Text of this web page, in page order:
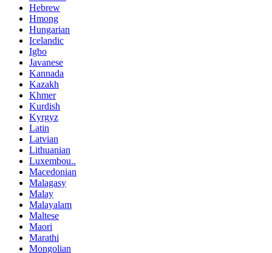
Hebrew
Hmong
Hungarian
Icelandic
Igbo
Javanese
Kannada
Kazakh
Khmer
Kurdish
Kyrgyz
Latin
Latvian
Lithuanian
Luxembou..
Macedonian
Malagasy
Malay
Malayalam
Maltese
Maori
Marathi
Mongolian